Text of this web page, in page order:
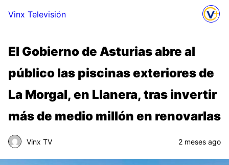
Vinx Televisión
El Gobierno de Asturias abre al
público las piscinas exteriores de
La Morgal, en Llanera, tras invertir
más de medio millón en renovarlas
Vinx TV 2 meses ago